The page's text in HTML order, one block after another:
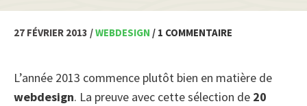
27 FÉVRIER 2013 /WEBDESIGN / 1 COMMENTAIRE
L’année 2013 commence plutôt bien en matière de
webdesign. La preuve avec cette sélection de 20